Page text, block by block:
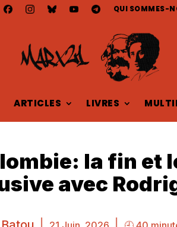
QUI SOMMES-
ARTICLES LIVRES
la fin et
avec